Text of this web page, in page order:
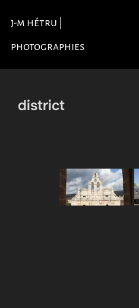
contenu
j-m hétru |
photographies
district